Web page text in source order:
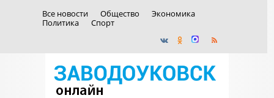
Все новости Общество
Экономика
Политика
Спорт